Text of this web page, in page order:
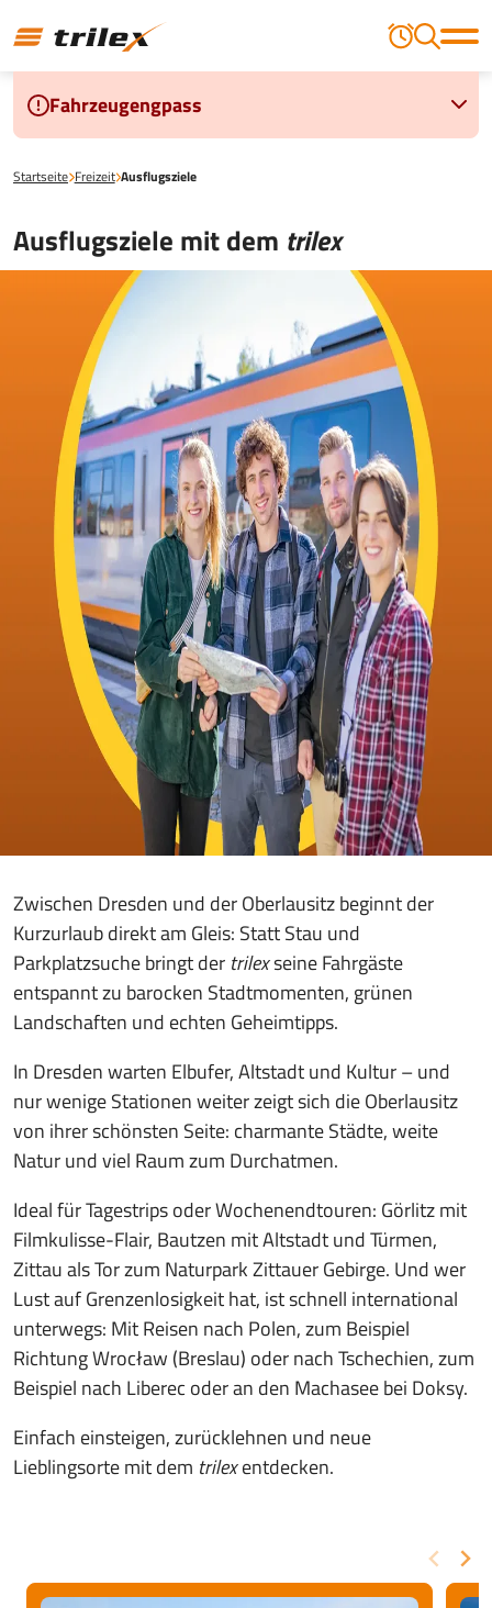
Fahrzeugengpass
Startseite Freizeit Ausflugsziele
Ausflugsziele mit dem trilex
Zwischen Dresden und der Oberlausitz beginnt der
Kurzurlaub direkt am Gleis: Statt Stau und
Parkplatzsuche bringt der trilexseine Fahrgäste
entspannt zu barocken Stadtmomenten, grünen
Landschaften und echten Geheimtipps.
In Dresden warten Elbufer, Altstadt und Kultur – und
nur wenige Stationen weiter zeigt sich die Oberlausitz
von ihrer schönsten Seite: charmante Städte, weite
Natur und viel Raum zum Durchatmen.
Ideal für Tagestrips oder Wochenendtouren: Görlitz mit
Filmkulisse-Flair, Bautzen mit Altstadt und Türmen,
Zittau als Tor zum Naturpark Zittauer Gebirge. Und wer
Lust auf Grenzenlosigkeit hat, ist schnell international
unterwegs: Mit Reisen nach Polen, zum Beispiel
Richtung Wrocław (Breslau) oder nach Tschechien, zum
Beispiel nach Liberec oder an den Machasee bei Doksy.
Einfach einsteigen, zurücklehnen und neue
Lieblingsorte mit dem trilexentdecken.